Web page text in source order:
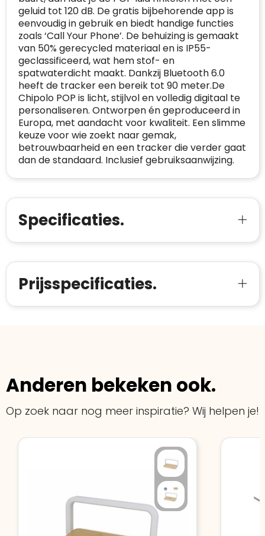
geluid tot 120 dB. De gratis bijbehorende app is
eenvoudig in gebruik en biedt handige functies
zoals ‘Call Your Phone’. De behuizing is gemaakt
van 50% gerecycled materiaal en is IP55-
geclassificeerd, wat hem stof- en
spatwaterdicht maakt. Dankzij Bluetooth 6.0
heeft de tracker een bereik tot 90 meter.De
Chipolo POP is licht, stijlvol en volledig digitaal te
personaliseren. Ontworpen én geproduceerd in
Europa, met aandacht voor kwaliteit. Een slimme
keuze voor wie zoekt naar gemak,
betrouwbaarheid en een tracker die verder gaat
dan de standaard. Inclusief gebruiksaanwijzing.
Specificaties.
Prijsspecificaties.
Anderen bekeken ook.
Op zoek naar nog meer inspiratie? Wij helpen je!
CONTACTGEGEVENS
Telefoonnummer:+32 479 88 00 36 Geverifieerd
E-
mailadres:
mia@linkkado.be Geverifieerd
BEDRIJFSGEGEVENS
Bedrijfsnaam: Linkkado
Domein: linkkado.be
Aantal werknemers:
Trustindex-certificaat
2026-04-22
Trustindex controleert websites voortdurend
op veiligheidsproblemen.
Safe Browsing: geen probleem
gedetecteerd
Blacklist Geen site op de zwarte lijst
Geldig SSL-certificaat
Spam E-mail is spamvrij
Websites die consequent een hoog niveau
van klanttevredenheid handhaven en
voldoen aan een hoog niveau van
veiligheidsprotocol, kunnen Trustindex-
certificaat verkrijgen. Zoekt u bij het winkelen
naar de certificaten van Trustindex en koopt u
met vertrouwen!
Meer informatie»
Bouwt u vertrouwen op en verhoogt u uw
verkoop met de Trustindex-certificaat.
Meer informatie»